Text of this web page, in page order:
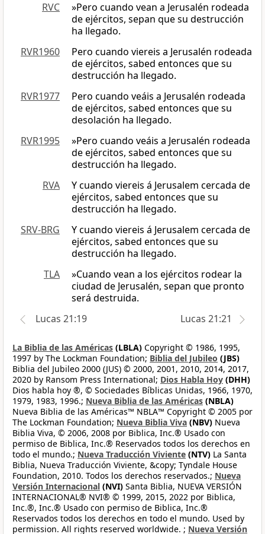
RVC
»Pero cuando vean a Jerusalén rodeada
de ejércitos, sepan que su destrucción
ha llegado.
RVR1960
Pero cuando viereis a Jerusalén rodeada
de ejércitos, sabed entonces que su
destrucción ha llegado.
RVR1977
Pero cuando veáis a Jerusalén rodeada
de ejércitos, sabed entonces que su
desolación ha llegado.
RVR1995
»Pero cuando veáis a Jerusalén rodeada
de ejércitos, sabed entonces que su
destrucción ha llegado.
RVA
Y cuando viereis á Jerusalem cercada de
ejércitos, sabed entonces que su
destrucción ha llegado.
SRV-BRG
Y cuando viereis á Jerusalem cercada de
ejércitos, sabed entonces que su
destrucción ha llegado.
TLA
»Cuando vean a los ejércitos rodear la
ciudad de Jerusalén, sepan que pronto
será destruida.
Lucas 21:19
Lucas 21:21
La Biblia de las Américas (LBLA) Copyright © 1986, 1995,
1997 by The Lockman Foundation; Biblia del Jubileo (JBS)
Biblia del Jubileo 2000 (JUS) © 2000, 2001, 2010, 2014, 2017,
2020 by Ransom Press International; Dios Habla Hoy (DHH)
Dios habla hoy ®, © Sociedades Bíblicas Unidas, 1966, 1970,
1979, 1983, 1996.; Nueva Biblia de las Américas (NBLA)
Nueva Biblia de las Américas™ NBLA™ Copyright © 2005 por
The Lockman Foundation; Nueva Biblia Viva (NBV) Nueva
Biblia Viva, © 2006, 2008 por Biblica, Inc.® Usado con
permiso de Biblica, Inc.® Reservados todos los derechos en
todo el mundo.; Nueva Traducción Viviente (NTV) La Santa
Biblia, Nueva Traducción Viviente, &copy; Tyndale House
Foundation, 2010. Todos los derechos reservados.; Nueva
Versión Internacional (NVI) Santa Biblia, NUEVA VERSIÓN
INTERNACIONAL® NVI® © 1999, 2015, 2022 por Biblica,
Inc.®, Inc.® Usado con permiso de Biblica, Inc.®
Reservados todos los derechos en todo el mundo. Used by
permission. All rights reserved worldwide. ; Nueva Versión